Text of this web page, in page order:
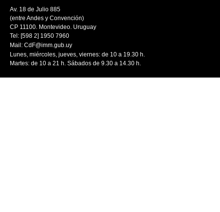
Av. 18 de Julio 885
(entre Andes y Convención)
CP 11100. Montevideo. Uruguay
Tel: [598 2] 1950 7960
Mail: CdF@imm.gub.uy
Lunes, miércoles, jueves, viernes: de 10 a 19.30 h.
Martes: de 10 a 21 h. Sábados de 9.30 a 14.30 h.